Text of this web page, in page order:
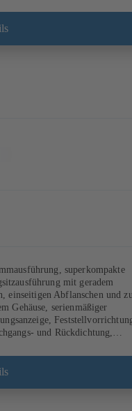
superkompakte
mit geradem
einseitigen Abflanschen und
Gehäuse, serienmäßiger
und Rückdichtung,